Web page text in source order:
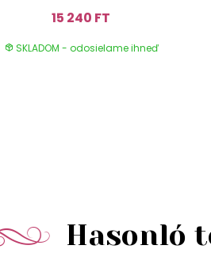
15 240 FT
SKLADOM - odosielame ihneď
Hasonló